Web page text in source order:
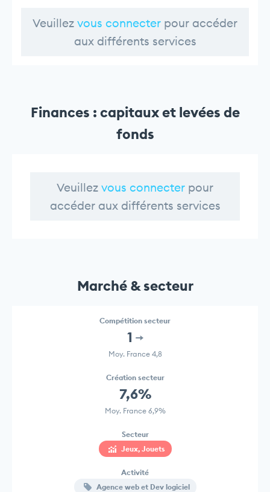
Veuillez vous connecter pour accéder
aux différents services
Finances : capitaux et levées de
fonds
Veuillez vous connecter pour
accéder aux différents services
Marché & secteur
Compétition secteur
1
Moy. France 4,8
Création secteur
7,6%
Moy. France 6,9%
Secteur
Jeux, Jouets
Activité
Agence web et Dev logiciel